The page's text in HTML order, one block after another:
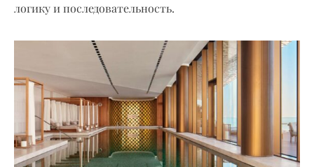
логику и последовательность.